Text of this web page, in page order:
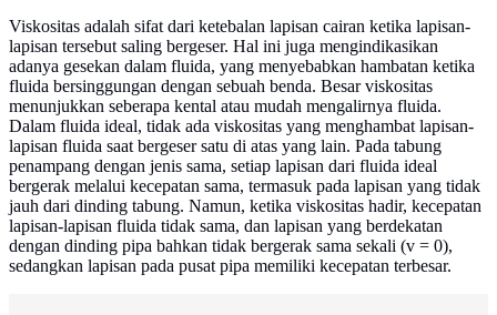
Viskositas adalah sifat dari ketebalan lapisan cairan ketika lapisan-
lapisan tersebut saling bergeser. Hal ini juga mengindikasikan
adanya gesekan dalam fluida, yang menyebabkan hambatan ketika
fluida bersinggungan dengan sebuah benda. Besar viskositas
menunjukkan seberapa kental atau mudah mengalirnya fluida.
Dalam fluida ideal, tidak ada viskositas yang menghambat lapisan-
lapisan fluida saat bergeser satu di atas yang lain. Pada tabung
penampang dengan jenis sama, setiap lapisan dari fluida ideal
bergerak melalui kecepatan sama, termasuk pada lapisan yang tidak
jauh dari dinding tabung. Namun, ketika viskositas hadir, kecepatan
lapisan-lapisan fluida tidak sama, dan lapisan yang berdekatan
dengan dinding pipa bahkan tidak bergerak sama sekali (v = 0),
sedangkan lapisan pada pusat pipa memiliki kecepatan terbesar.